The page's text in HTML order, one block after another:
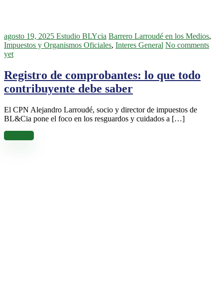
agosto 19, 2025 Estudio BLYcia Barrero Larroudé en los Medios,
Impuestos y Organismos Oficiales, Interes General No comments
yet
Registro de comprobantes: lo que todo
contribuyente debe saber
El CPN Alejandro Larroudé, socio y director de impuestos de
BL&Cia pone el foco en los resguardos y cuidados a […]